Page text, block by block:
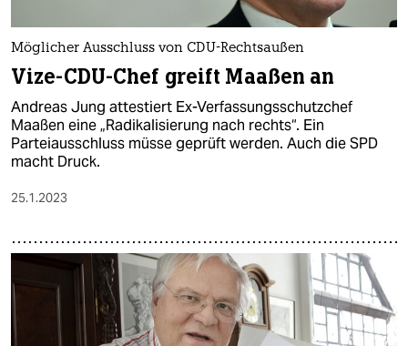
Möglicher Ausschluss von CDU-Rechtsaußen
Vize-CDU-Chef greift Maaßen an
Andreas Jung attestiert Ex-Verfassungsschutzchef
Maaßen eine „Radikalisierung nach rechts“. Ein
Parteiausschluss müsse geprüft werden. Auch die SPD
macht Druck.
25.1.2023